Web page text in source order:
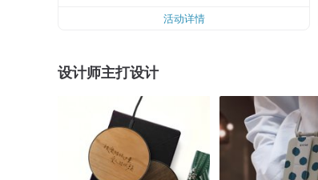
活动详情
设计师主打设计